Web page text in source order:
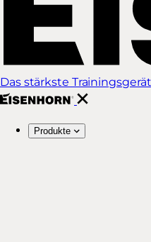
Das stärkste
Produkte